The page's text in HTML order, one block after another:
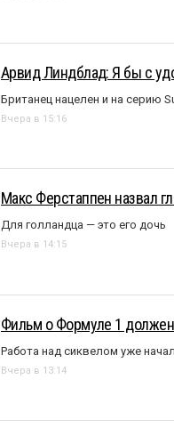
Арвид Линдблад: Я бы с
Британец нацелен и на серию
Вчера в 15:16
Макс Ферстаппен назвал
Для голландца — это его дочь
Вчера в 14:15
Фильм о Формуле 1
Работа над сиквелом уже
Вчера в 13:14